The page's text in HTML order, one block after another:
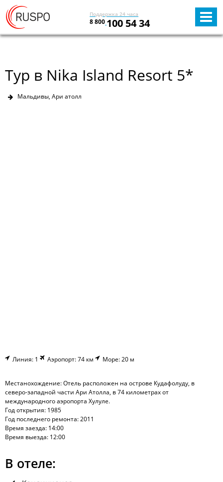
Поддержка 24 часа
8 800 100 54 34
Тур в Nika Island Resort 5*
Мальдивы, Ари атолл
Линия: 1 Аэропорт: 74 км Море: 20 м
Местанохождение: Отель расположен на острове Кудафолуду, в
северо-западной части Ари Атолла, в 74 километрах от
международного аэропорта Хулуле.
Год открытия: 1985
Год последнего ремонта: 2011
Время заезда: 14:00
Время выезда: 12:00
В отеле: